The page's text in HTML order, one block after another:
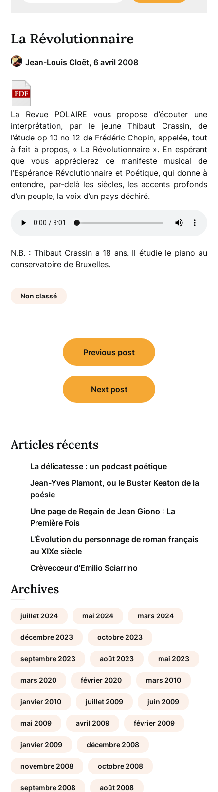
La Révolutionnaire
Jean-Louis Cloët,6 avril 2008
La Revue POLAIRE vous propose d’écouter une
interprétation, par le jeune Thibaut Crassin, de
l’étude op 10 no 12 de Frédéric Chopin, appelée, tout
à fait à propos, « La Révolutionnaire ». En espérant
que vous apprécierez ce manifeste musical de
l’Espérance Révolutionnaire et Poétique, qui donne à
entendre, par-delà les siècles, les accents profonds
d’un peuple, la voix d’un pays déchiré.
N.B. : Thibaut Crassin a 18 ans. Il étudie le piano au
conservatoire de Bruxelles.
Non classé
Navigation
Previous post
Next post
Articles récents
La délicatesse : un podcast poétique
Jean-Yves Plamont, ou le Buster Keaton de la
poésie
Une page de Regain de Jean Giono : La
Première Fois
L’Évolution du personnage de roman français
au XIXe siècle
Crèvecœur d’Emilio Sciarrino
Archives
juillet 2024 mai 2024 mars 2024
décembre 2023 octobre 2023
septembre 2023 août 2023 mai 2023
mars 2020 février 2020 mars 2010
janvier 2010 juillet 2009 juin 2009
mai 2009 avril 2009 février 2009
janvier 2009 décembre 2008
novembre 2008 octobre 2008
septembre 2008 août 2008